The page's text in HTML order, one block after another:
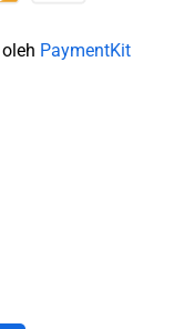
PaymentKit